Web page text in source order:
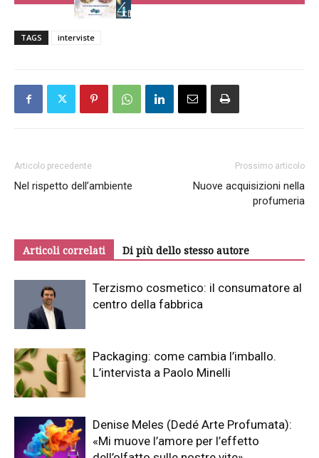
TAGS interviste
Articolo precedente
Nel rispetto dell’ambiente
Prossimo articolo
Nuove acquisizioni nella
profumeria
Articoli correlati Di più dello stesso autore
Terzismo cosmetico: il consumatore al
centro della fabbrica
Packaging: come cambia l’imballo.
L’intervista a Paolo Minelli
Denise Meles (Dedé Arte Profumata):
«Mi muove l’amore per l’effetto